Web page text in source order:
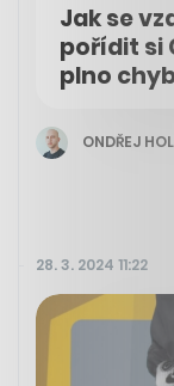
Jak se
pořídit si
plno
ONDŘEJ
28. 3. 2024 11:22